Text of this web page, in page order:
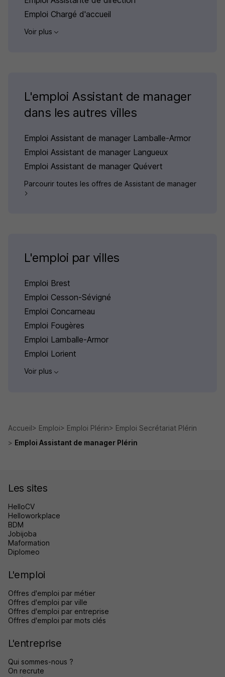
Emploi Chargé d'accueil
Voir plus
L'emploi Assistant de manager
dans les autres villes
Emploi Assistant de manager Lamballe-Armor
Emploi Assistant de manager Langueux
Emploi Assistant de manager Quévert
Parcourir toutes les offres de Assistant de manager
L'emploi par villes
Emploi Brest
Emploi Cesson-Sévigné
Emploi Concarneau
Emploi Fougères
Emploi Lamballe-Armor
Emploi Lorient
Voir plus
Accueil Emploi Emploi Plérin
Emploi Secrétariat Plérin
Emploi Assistant de manager Plérin
Les sites
HelloCV
Helloworkplace
BDM
Jobijoba
Maformation
Diplomeo
L'emploi
Offres d'emploi par métier
Offres d'emploi par ville
Offres d'emploi par entreprise
Offres d'emploi par mots clés
L'entreprise
Qui sommes-nous ?
On recrute